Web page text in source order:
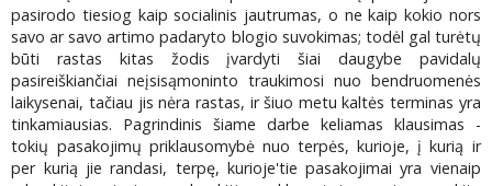
pasirodo tiesiog kaip socialinis jautrumas, o ne kaip kokio nors
savo ar savo artimo padaryto blogio suvokimas; todėl gal turėtų
būti rastas kitas žodis įvardyti šiai daugybe pavidalų
pasireiškiančiai neįsisąmoninto traukimosi nuo bendruomenės
laikysenai, tačiau jis nėra rastas, ir šiuo metu kaltės terminas yra
tinkamiausias. Pagrindinis šiame darbe keliamas klausimas -
tokių pasakojimų priklausomybė nuo terpės, kurioje, į kurią ir
per kurią jie randasi, terpę, kurioje'tie pasakojimai yra vienaip